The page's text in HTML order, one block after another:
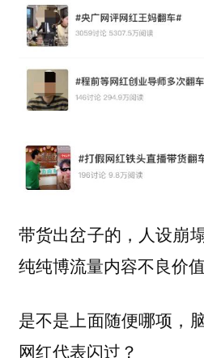
带货出岔子的，人设崩
纯纯博流量内容不良价
是不是上面随便哪项，
网红代表闪过？